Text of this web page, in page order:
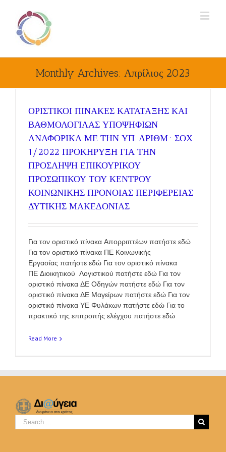
Monthly Archives: Απρίλιος 2023
ΟΡΙΣΤΙΚΟΙ ΠΙΝΑΚΕΣ ΚΑΤΑΤΑΞΗΣ ΚΑΙ
ΒΑΘΜΟΛΟΓΙΛΑΣ ΥΠΟΨΗΦΙΩΝ
ΑΝΑΦΟΡΙΚΑ ΜΕ ΤΗΝ ΥΠ. ΑΡΙΘΜ.: ΣΟΧ
1/2022 ΠΡΟΚΗΡΥΞΗ ΓΙΑ ΤΗΝ
ΠΡΟΣΛΗΨΗ ΕΠΙΚΟΥΡΙΚΟΥ
ΠΡΟΣΩΠΙΚΟΥ ΤΟΥ ΚΕΝΤΡΟΥ
ΚΟΙΝΩΝΙΚΗΣ ΠΡΟΝΟΙΑΣ ΠΕΡΙΦΕΡΕΙΑΣ
ΔΥΤΙΚΗΣ ΜΑΚΕΔΟΝΙΑΣ
Για τον οριστικό πίνακα Απορριπτέων πατήστε εδώ
Για τον οριστικό πίνακα ΠΕ Κοινωνικής
Εργασίας πατήστε εδώ Για τον οριστικό πίνακα
ΠΕ Διοικητικού Λογιστικού πατήστε εδώ Για τον
οριστικό πίνακα ΔΕ Οδηγών πατήστε εδώ Για τον
οριστικό πίνακα ΔΕ Μαγείρων πατήστε εδώ Για τον
οριστικό πίνακα ΥΕ Φυλάκων πατήστε εδώ Για το
πρακτικό της επιτροπής ελέγχου πατήστε εδώ
Read More